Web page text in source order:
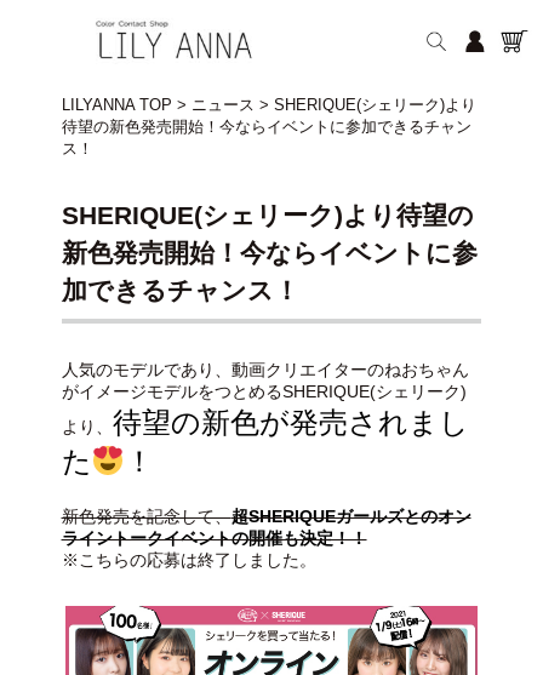
LILYANNA TOP > ニュース > SHERIQUE(シェリーク)より
待望の新色発売開始！今ならイベントに参加できるチャン
ス！
SHERIQUE(シェリーク)より待望の
新色発売開始！今ならイベントに参
加できるチャンス！
人気のモデルであり、動画クリエイターのねおちゃん
がイメージモデルをつとめるSHERIQUE(シェリーク)
より、 待望の新色が発売されまし
た
！
新色発売を記念して、超SHERIQUEガールズとのオン
ライントークイベントの開催も決定！！
※こちらの応募は終了しました。